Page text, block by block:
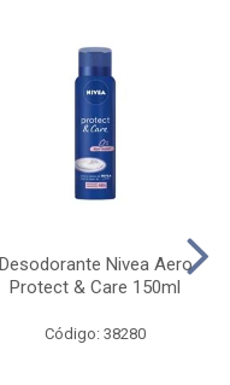
Desodorante Nivea Aero
Protect & Care 150ml
Código: 38280